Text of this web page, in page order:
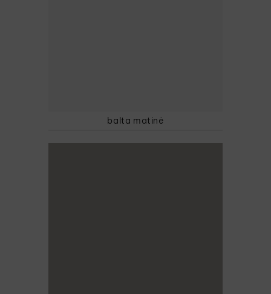
balta matinė